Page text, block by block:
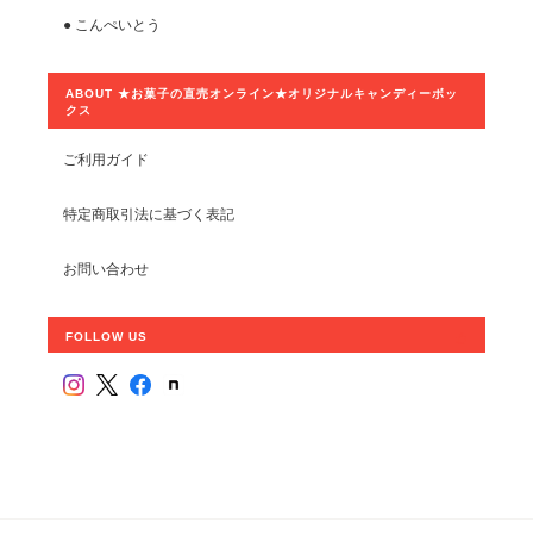
● こんぺいとう
ABOUT ★お菓子の直売オンライン★オリジナルキャンディーボッ
クス
ご利用ガイド
特定商取引法に基づく表記
お問い合わせ
FOLLOW US